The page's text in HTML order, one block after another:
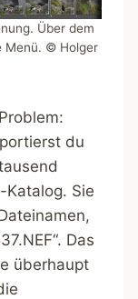
Über dem
Menü. © Holger
du
Sie
Das
überhaupt